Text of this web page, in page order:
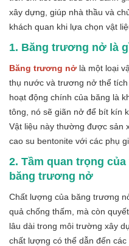
xây dựng, giúp nhà thầu và
khách quan khi lựa chọn vật
1. Băng trương nở là
Băng trương nở là một loại
thụ nước và trương nở thể
hoạt động chính của băng là
tông, nó sẽ giãn nở để bít kín
Vật liệu này thường được sản
cao su bentonite với các phụ
2. Tầm quan trọng
băng trương nở
Chất lượng của băng trương
quả chống thấm, mà còn
lâu dài trong môi trường xây
chất lượng có thể dẫn đến